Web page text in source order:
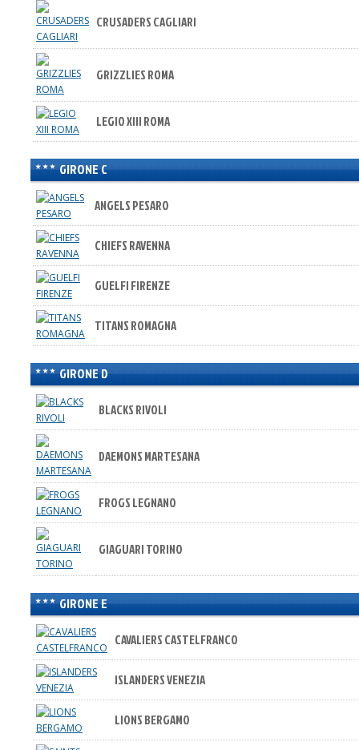
CRUSADERS CAGLIARI
GRIZZLIES ROMA
LEGIO XIII ROMA
GIRONE C
ANGELS PESARO
CHIEFS RAVENNA
GUELFI FIRENZE
TITANS ROMAGNA
GIRONE D
BLACKS RIVOLI
DAEMONS MARTESANA
FROGS LEGNANO
GIAGUARI TORINO
GIRONE E
CAVALIERS CASTELFRANCO
ISLANDERS VENEZIA
LIONS BERGAMO